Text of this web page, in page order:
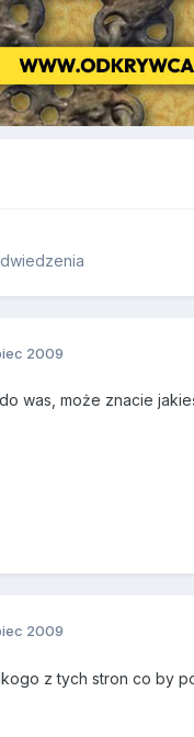
2009
was, może znacie
2009
z tych stron co by